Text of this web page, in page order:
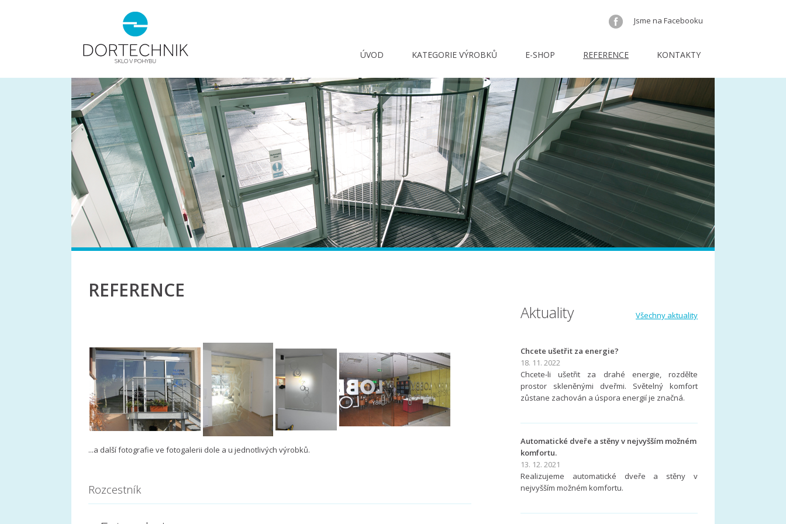
Jsme na Facebooku
ÚVOD KATEGORIE VÝROBKŮ E-SHOP REFERENCE KONTAKTY
REFERENCE
...a další fotografie ve fotogalerii dole a u jednotlivých výrobků.
Rozcestník
Aktuality Všechny aktuality
Chcete ušetřit za energie?
18. 11. 2022
Chcete-li ušetřit za drahé energie, rozdělte
prostor skleněnými dveřmi. Světelný komfort
zůstane zachován a úspora energií je značná.
Automatické dveře a stěny v nejvyšším možném
komfortu.
13. 12. 2021
Realizujeme automatické dveře a stěny v
nejvyšším možném komfortu.